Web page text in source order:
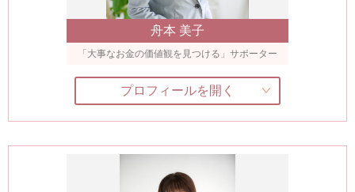
舟本 美子
「大事なお金の価値観を見つける」サポーター
プロフィールを開く